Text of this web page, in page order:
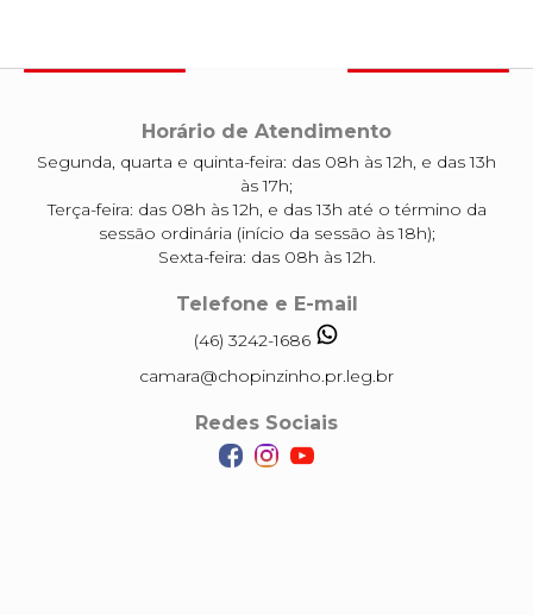
Horário de Atendimento
Segunda, quarta e quinta-feira: das 08h às 12h, e das 13h
às 17h;
Terça-feira: das 08h às 12h, e das 13h até o término da
sessão ordinária (início da sessão às 18h);
Sexta-feira: das 08h às 12h.
Telefone e E-mail
(46) 3242-1686
camara@chopinzinho.pr.leg.br
Redes Sociais